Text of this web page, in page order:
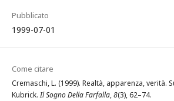
Pubblicato
1999-07-01
Come citare
Cremaschi, L. (1999). Realtà, apparenza, verità.
Kubrick.Il Sogno Della Farfalla,8(3), 62–74.